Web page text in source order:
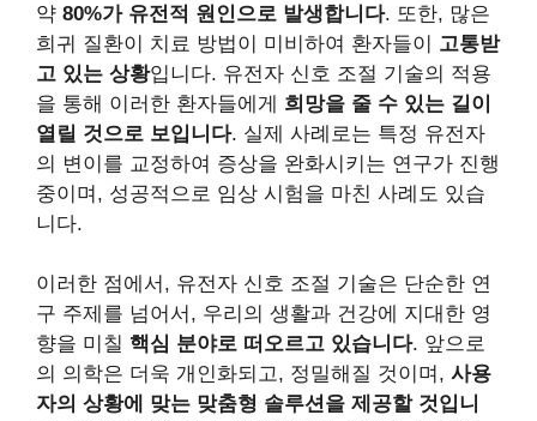
약 80%가 유전적 원인으로 발생합니다. 또한, 많은
희귀 질환이 치료 방법이 미비하여 환자들이 고통받
고 있는 상황입니다. 유전자 신호 조절 기술의 적용
을 통해 이러한 환자들에게 희망을 줄 수 있는 길이
열릴 것으로 보입니다. 실제 사례로는 특정 유전자
의 변이를 교정하여 증상을 완화시키는 연구가 진행
중이며, 성공적으로 임상 시험을 마친 사례도 있습
니다.
이러한 점에서, 유전자 신호 조절 기술은 단순한 연
구 주제를 넘어서, 우리의 생활과 건강에 지대한 영
향을 미칠 핵심 분야로 떠오르고 있습니다. 앞으로
의 의학은 더욱 개인화되고, 정밀해질 것이며, 사용
자의 상황에 맞는 맞춤형 솔루션을 제공할 것입니